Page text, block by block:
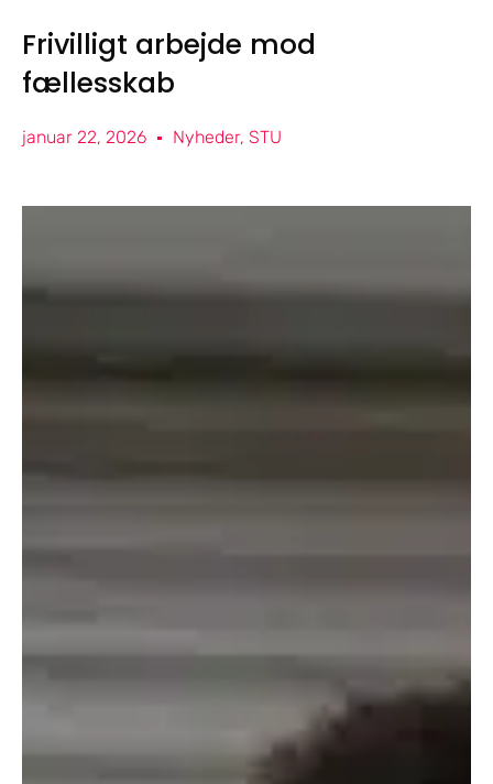
Frivilligt arbejde mod
fællesskab
januar 22, 2026 Nyheder, STU